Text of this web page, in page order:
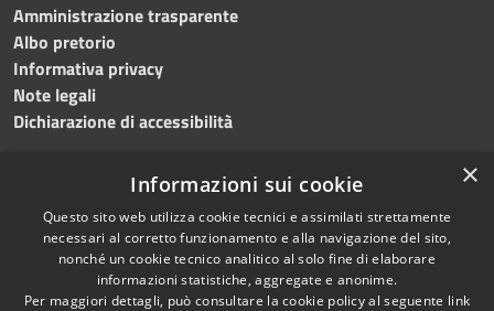
Amministrazione trasparente
Albo pretorio
Informativa privacy
Note legali
Dichiarazione di accessibilità
RSS
Accessibilità
Copyright © 2024 •
Comune diGrottaminarda
• Powered byMunicipium
×
Informazioni sui cookie
Questo sito web utilizza cookie tecnici e assimilati strettamente
necessari al corretto funzionamento e alla navigazione del sito,
nonché un cookie tecnico analitico al solo fine di elaborare
informazioni statistiche, aggregate e anonime.
Per maggiori dettagli, può consultare la cookie policy al seguente link